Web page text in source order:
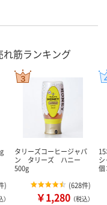
筋ランキング
)
）
タリーズコーヒージャパ
ン タリーズ ハニー
500g
(628件)
￥1,280 （税込）
シ